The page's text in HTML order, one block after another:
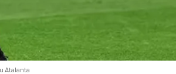
Atalanta